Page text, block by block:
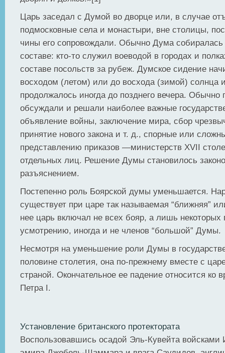
Царь заседал с Думой во дворце или, в случае
подмосковные села и монастыри, вне столицы,
чины его сопровождали. Обычно Дума
составе: кто-то служил воеводой в городах и
составе посольств за рубеж. Думское сидение
восходом (летом) или до восхода (зимой) солнца
продолжалось иногда до позднего вечера. Обычно
обсуждали и решали наиболее важные
объявление войны, заключение мира, сбор
принятие нового закона и т. д., спорные или
представлению приказов —министерств XVII
отдельных лиц. Решение Думы становилось
разъяснением.
Постепенно роль Боярской думы уменьшается.
существует при царе так называемая “ближняя”
нее царь включал не всех бояр, а лишь
усмотрению, иногда и не членов “большой” Думы.
Несмотря на уменьшение роли Думы в
половине столетия, она по-прежнему вместе с
страной. Окончательное ее падение относится ко
Петра I.
Установление британского протектората
Воспользовавшись осадой Эль-Кувейта